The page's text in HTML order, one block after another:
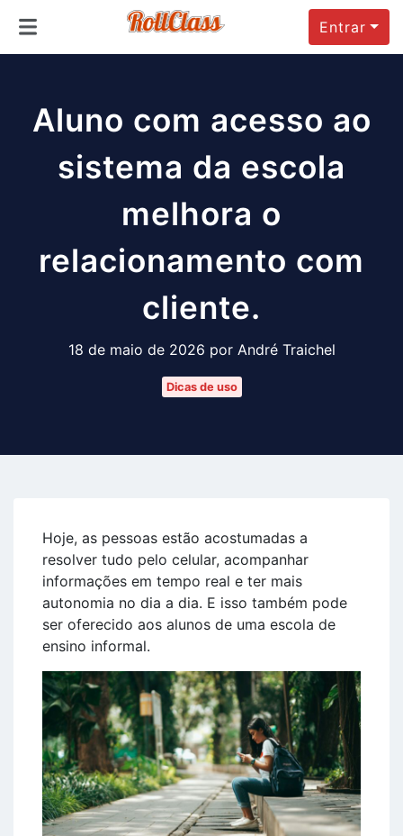
Entrar
Aluno com acesso ao
sistema da escola
melhora o
relacionamento com
cliente.
18 de maio de 2026 por André Traichel
Dicas de uso
Hoje, as pessoas estão acostumadas a
resolver tudo pelo celular, acompanhar
informações em tempo real e ter mais
autonomia no dia a dia. E isso também pode
ser oferecido aos alunos de uma escola de
ensino informal.